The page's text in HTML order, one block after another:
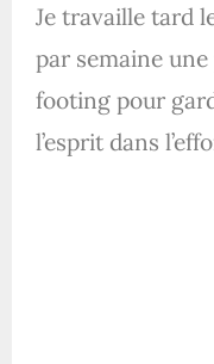
Je travaille tard
par semaine
footing pour
l’esprit dans